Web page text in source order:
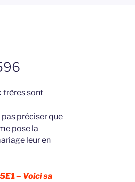
frères sont
préciser que
pose la
leur en
– Voici sa